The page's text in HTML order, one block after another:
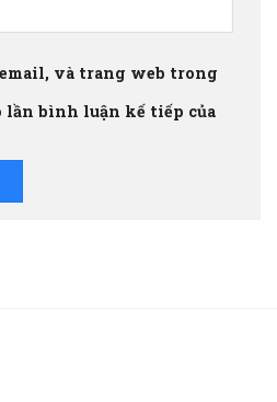
và trang web trong
bình luận kế tiếp của